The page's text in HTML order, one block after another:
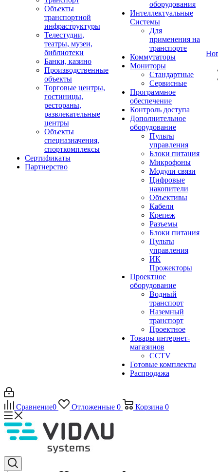
Объекты
транспортной
инфраструктуры
Телестудии,
театры, музеи,
библиотеки
Банки, казино
Производственные
объекты
Торговые центры,
гостиницы,
рестораны,
развлекательные
центры
Объекты
спецназначения,
спорткомплексы
Сертификаты
Партнерство
оборудования
Интеллектуальные
Системы
Для
применения на
транспорте
Коммутаторы
Мониторы
Стандартные
Сервисные
Программное
обеспечение
Контроль доступа
Дополнительное
оборудование
Пульты
управления
Блоки питания
Микрофоны
Модули связи
Цифровые
накопители
Объективы
Кабели
Крепеж
Разъемы
Блоки питания
Пульты
управления
ИК
Прожекторы
Проектное
оборудование
Водный
транспорт
Наземный
транспорт
Проектное
Товары интернет-
магазинов
CCTV
Готовые комплекты
Распродажа
Сравнение0 Отложенные 0 Корзина 0